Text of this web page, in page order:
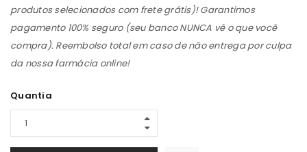
produtos selecionados com frete grátis)! Garantimos
pagamento 100% seguro (seu banco NUNCA vê o que você
compra). Reembolso total em caso de não entrega por culpa
da nossa farmácia online!
Quantia